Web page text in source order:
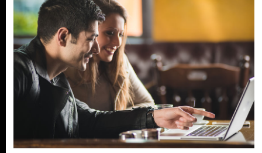
NVM Voorwaarden Consument
NVM Voorwaarden
Professionele Opdrachtgevers
Hypotheek
Verzekeren
Links
Ibiza Real Estate BDK
NieuwWonenUtrecht
Zuijdplas | De Keizer